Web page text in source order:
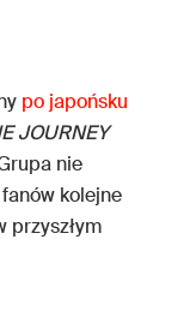
po japońsku
JOURNEY
nie
kolejne
przyszłym